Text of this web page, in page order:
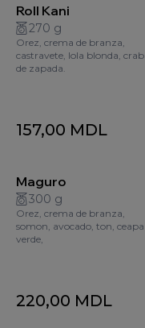
Roll Kani
270 g
Orez, crema de branza,
castravete, lola blonda, crab
de zapada.
157,00 MDL
Maguro
300 g
Orez, crema de branza,
somon, avocado, ton, ceapa
verde,
220,00 MDL